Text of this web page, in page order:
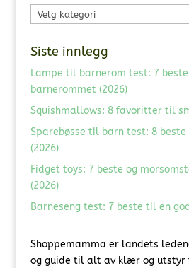
Kategorier
Siste innlegg
Lampe til barnerom test: 7
barnerommet (2026)
Squishmallows: 8 favoritter til
Sparebøsse til barn test: 8
(2026)
Fidget toys: 7 beste og
(2026)
Barneseng test: 7 beste til en
Shoppemamma er landets
og guide til alt av klær og utstyr